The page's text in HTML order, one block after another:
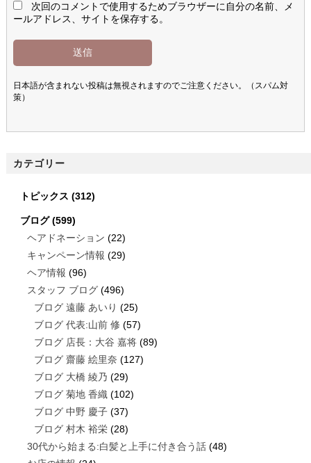
次回のコメントで使用するためブラウザーに自分の名前、メ
ールアドレス、サイトを保存する。
日本語が含まれない投稿は無視されますのでご注意ください。（スパム対
策）
カテゴリー
トピックス (312)
ブログ(599)
ヘアドネーション (22)
キャンペーン情報 (29)
ヘア情報 (96)
スタッフ ブログ(496)
ブログ 遠藤 あいり (25)
ブログ 代表:山前 修 (57)
ブログ 店長：大谷 嘉将(89)
ブログ 齋藤 絵里奈 (127)
ブログ 大橋 綾乃 (29)
ブログ 菊地 香織(102)
ブログ 中野 慶子(37)
ブログ 村木 裕栄(28)
30代から始まる:白髪と上手に付き合う話(48)